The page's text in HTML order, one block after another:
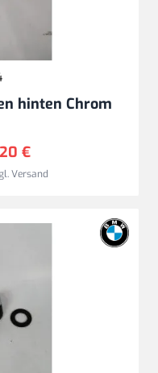
hinten Chrom
€
Versand